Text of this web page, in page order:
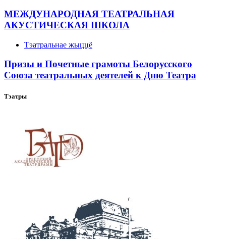
МЕЖДУНАРОДНАЯ ТЕАТРАЛЬНАЯ
АКУСТИЧЕСКАЯ ШКОЛА
Тэатральнае жыццё
Призы и Почетные грамоты Белорусского
Союза театральных деятелей к Дню Театра
Тэатры